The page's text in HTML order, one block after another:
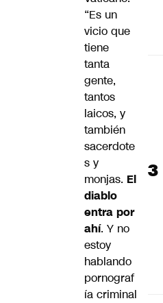
“Es un
vicio que
tiene
tanta
gente,
tantos
laicos, y
también
sacerdote
s y
monjas. El
diablo
entra por
ahí. Y no
estoy
hablando
pornograf
ía criminal